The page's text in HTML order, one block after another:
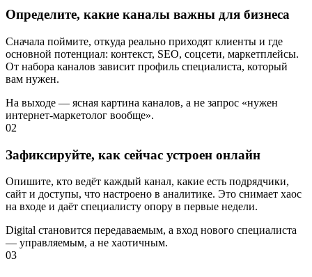
Определите, какие каналы важны для бизнеса
Сначала поймите, откуда реально приходят клиенты и где
основной потенциал: контекст, SEO, соцсети, маркетплейсы.
От набора каналов зависит профиль специалиста, который
вам нужен.
На выходе — ясная картина каналов, а не запрос «нужен
интернет-маркетолог вообще».
02
Зафиксируйте, как сейчас устроен онлайн
Опишите, кто ведёт каждый канал, какие есть подрядчики,
сайт и доступы, что настроено в аналитике. Это снимает хаос
на входе и даёт специалисту опору в первые недели.
Digital становится передаваемым, а вход нового специалиста
— управляемым, а не хаотичным.
03